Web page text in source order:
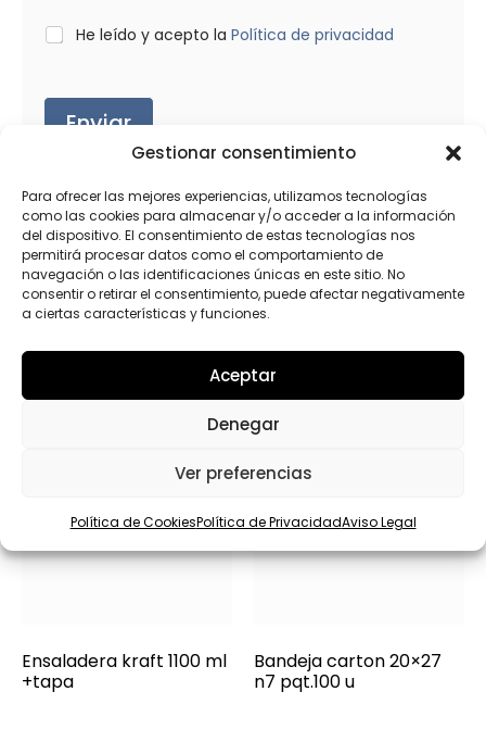
Gestionar consentimiento
Para ofrecer las mejores experiencias, utilizamos tecnologías
como las cookies para almacenar y/o acceder a la información
del dispositivo. El consentimiento de estas tecnologías nos
permitirá procesar datos como el comportamiento de
navegación o las identificaciones únicas en este sitio. No
consentir o retirar el consentimiento, puede afectar negativamente
a ciertas características y funciones.
Aceptar
Denegar
Ver preferencias
Política de CookiesPolítica de PrivacidadAviso Legal
L
*
He leído y acepto la Política de privacidad
Enviar
Productos relacionados
Ensaladera kraft 1100 ml
+tapa
Bandeja carton 20×27
n7 pqt.100 u